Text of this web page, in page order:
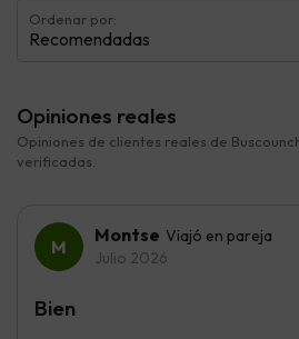
Ordenar por:
Recomendadas
Opiniones reales
Opiniones de clientes reales de
verificadas.
Montse Viajó en pareja
Julio 2026
Bien